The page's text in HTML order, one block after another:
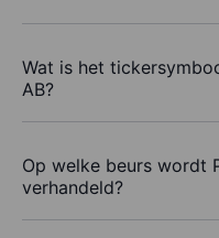
Wat is het
AB?
Op welke beurs wordt
verhandeld?